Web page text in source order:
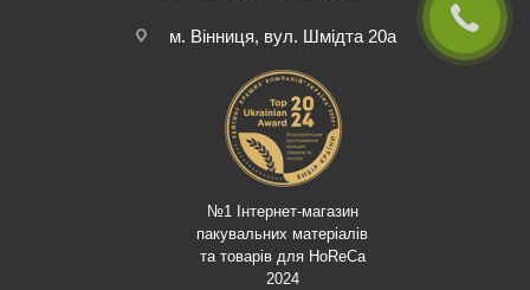
м. Вінниця, вул. Шмідта 20а
№1 Інтернет-магазин
пакувальних матеріалів
та товарів для HoReCa
2024